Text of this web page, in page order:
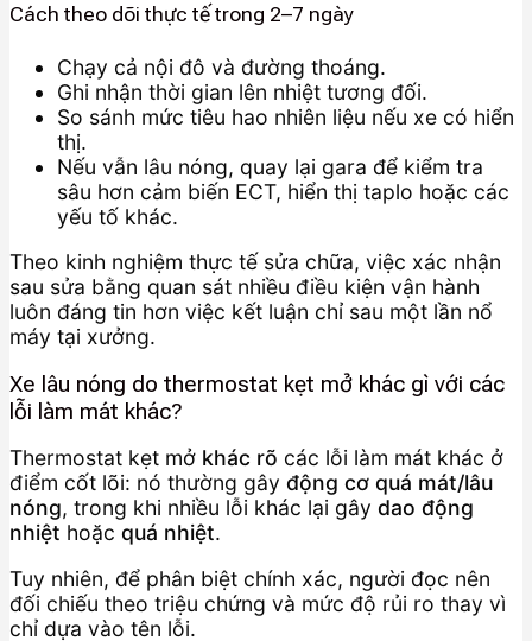
Cách theo dõi thực tế trong 2–7 ngày
Chạy cả nội đô và đường thoáng.
Ghi nhận thời gian lên nhiệt tương đối.
So sánh mức tiêu hao nhiên liệu nếu xe có hiển
thị.
Nếu vẫn lâu nóng, quay lại gara để kiểm tra
sâu hơn cảm biến ECT, hiển thị taplo hoặc các
yếu tố khác.
Theo kinh nghiệm thực tế sửa chữa, việc xác nhận
sau sửa bằng quan sát nhiều điều kiện vận hành
luôn đáng tin hơn việc kết luận chỉ sau một lần nổ
máy tại xưởng.
Xe lâu nóng do thermostat kẹt mở khác gì với các
lỗi làm mát khác?
Thermostat kẹt mở khác rõ các lỗi làm mát khác ở
điểm cốt lõi: nó thường gây động cơ quá mát/lâu
nóng, trong khi nhiều lỗi khác lại gây dao động
nhiệt hoặc quá nhiệt.
Tuy nhiên, để phân biệt chính xác, người đọc nên
đối chiếu theo triệu chứng và mức độ rủi ro thay vì
chỉ dựa vào tên lỗi.